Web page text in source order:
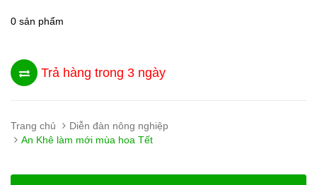
0 sản phẩm
Trả hàng trong 3 ngày
Trang chủ
Diễn đàn nông nghiệp
An Khê làm mới mùa hoa Tết